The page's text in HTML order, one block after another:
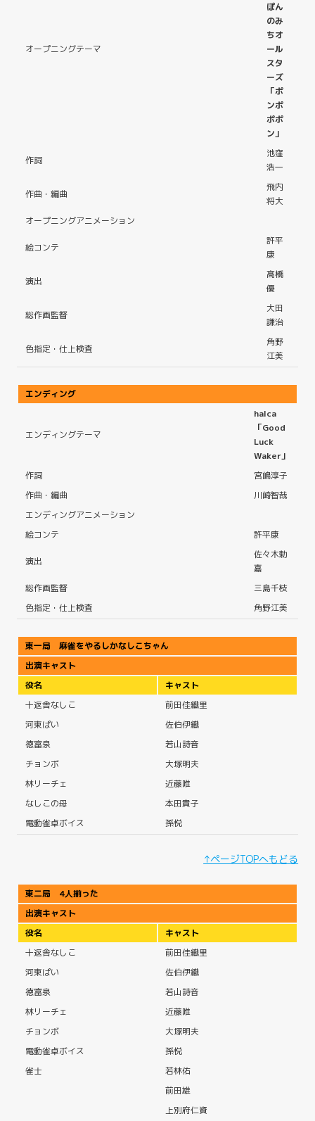
オープニングテーマ
ぽん
のみ
ちオ
ール
スタ
ーズ
「ポ
ンポ
ポポ
ン」
作詞
池窪
浩一
作曲・編曲
飛内
将大
オープニングアニメーション
絵コンテ
許平
康
演出
髙橋
優
総作画監督
大田
謙治
色指定・仕上検査
角野
江美
エンディング
エンディングテーマ
halca
「Good
Luck
Waker」
作詞
宮嶋淳子
作曲・編曲
川崎智哉
エンディングアニメーション
絵コンテ
許平康
演出
佐々木勅
嘉
総作画監督
三島千枝
色指定・仕上検査
角野江美
東一局 麻雀をやるしかなしこちゃん
出演キャスト
役名
キャスト
十返舎なしこ
前田佳織里
河東ぱい
佐伯伊織
徳富泉
若山詩音
チョンボ
大塚明夫
林リーチェ
近藤唯
なしこの母
本田貴子
電動雀卓ボイス
孫悦
↑ページTOPへもどる
東二局 4人揃った
出演キャスト
役名
キャスト
十返舎なしこ
前田佳織里
河東ぱい
佐伯伊織
徳富泉
若山詩音
林リーチェ
近藤唯
チョンボ
大塚明夫
電動雀卓ボイス
孫悦
雀士
若林佑
前田雄
上別府仁資